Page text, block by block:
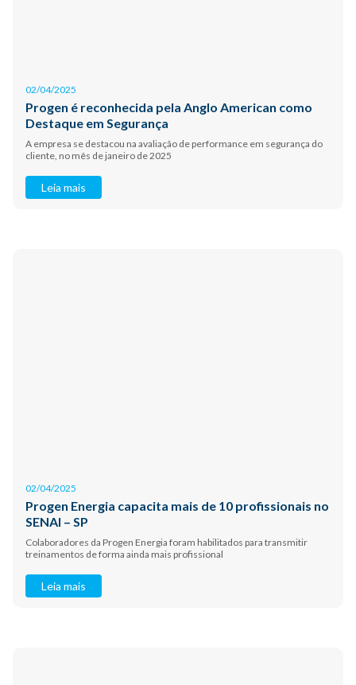
02/04/2025
Progen é reconhecida pela Anglo American como
Destaque em Segurança
A empresa se destacou na avaliação de performance em segurança do
cliente, no mês de janeiro de 2025
Leia mais
02/04/2025
Progen Energia capacita mais de 10 profissionais no
SENAI – SP
Colaboradores da Progen Energia foram habilitados para transmitir
treinamentos de forma ainda mais profissional
Leia mais